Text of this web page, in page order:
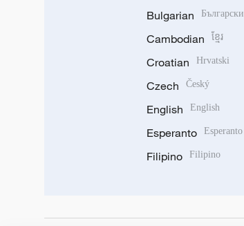
Bulgarian Български
Cambodian ខ្មែរ
Croatian Hrvatski
Czech Český
English English
Esperanto Esperanto
Filipino Filipino